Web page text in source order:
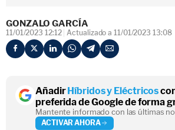
GONZALO GARCÍA
11/01/2023 12:12 Actualizado a 11/01/2023 13:08
AñadirHíbridos y Eléctricos
preferida de Google de forma
Mantente informado con las últimas
ACTIVAR AHORA